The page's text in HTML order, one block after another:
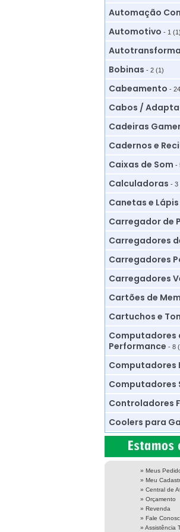
Automação
Automotivo - 1 (1)
Bobinas - 2 (1)
Cabeamento -
Cabos /
Cadeiras
Cadernos e
Caixas de Som -
Calculadoras - 3
Canetas e Lápis
Carregador de
Carregadores
Carregadores
Carregadores
Cartões de
Cartuchos e
Computadores
Performance - 8
Computadores
Computadores
Controladores
Coolers para
» Meus
» Meu
» Central de
» Orçamento
» Revenda
» Fale
» Assistência